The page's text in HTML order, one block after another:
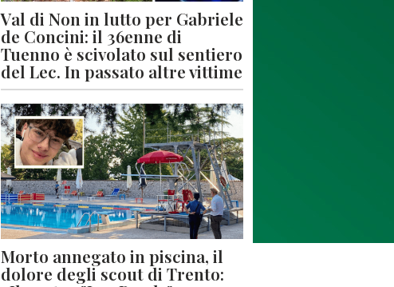
Val di Non in lutto per Gabriele
de Concini: il 36enne di
Tuenno è scivolato sul sentiero
del Lec. In passato altre vittime
Morto annegato in piscina, il
dolore degli scout di Trento: